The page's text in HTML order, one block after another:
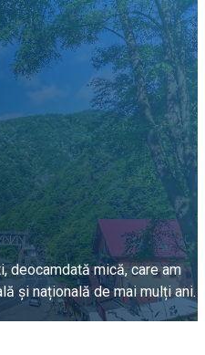
deocamdată mică, care am
și națională de mai mulți ani.